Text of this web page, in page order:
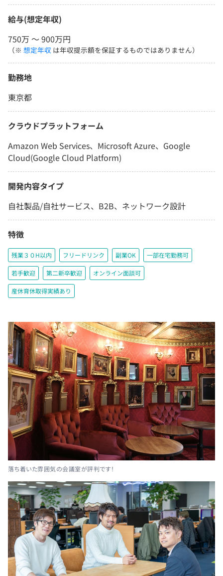
給与(想定年収)
750万 〜 900万円
（※ 想定年収 は年収提示額を保証するものではありません）
勤務地
東京都
クラウドプラットフォーム
Amazon Web Services、Microsoft Azure、Google
Cloud(Google Cloud Platform)
開発内容タイプ
自社製品/自社サービス、B2B、ネットワーク設計
特徴
残業３０H以内 フリードリンク 副業OK 一部在宅勤務可
若手歓迎 第二新卒歓迎 オンライン面談可
産休育休取得実績あり
落ち着いた雰囲気の会議室が評判です！